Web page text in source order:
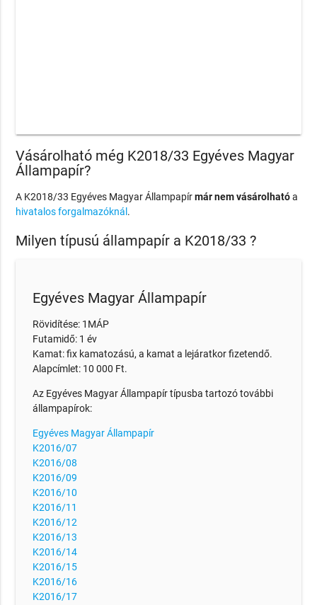
Vásárolható még K2018/33 Egyéves Magyar
Állampapír?
A K2018/33 Egyéves Magyar Állampapírmár nem vásárolhatóa
hivatalos forgalmazóknál .
Milyen típusú állampapír a K2018/33 ?
Egyéves Magyar Állampapír
Rövidítése: 1MÁP
Futamidő: 1 év
Kamat: fix kamatozású, a kamat a lejáratkor fizetendő.
Alapcímlet: 10 000 Ft.
Az Egyéves Magyar Állampapír típusba tartozó további
állampapírok:
Egyéves Magyar Állampapír
K2016/07
K2016/08
K2016/09
K2016/10
K2016/11
K2016/12
K2016/13
K2016/14
K2016/15
K2016/16
K2016/17